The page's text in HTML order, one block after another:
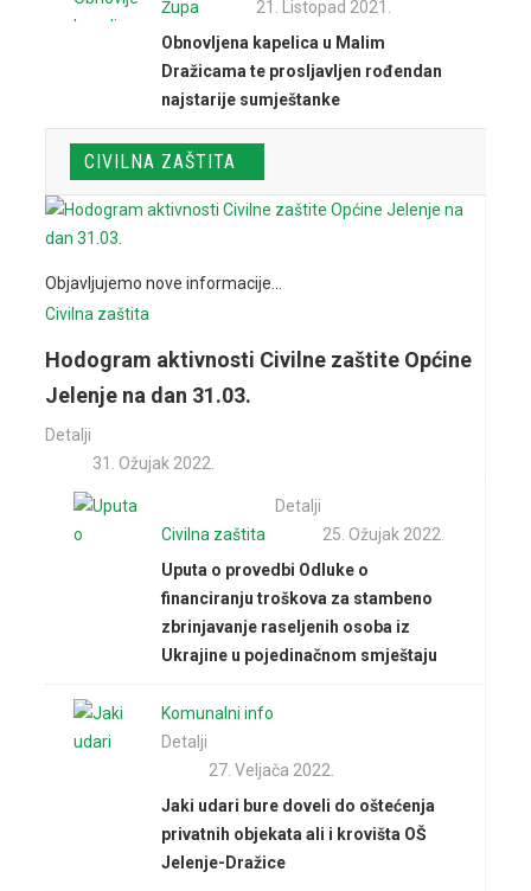
Župa
21. Listopad 2021.
Obnovljena kapelica u Malim
Dražicama te prosljavljen rođendan
najstarije sumještanke
CIVILNA ZAŠTITA
Objavljujemo nove informacije...
Civilna zaštita
Hodogram aktivnosti Civilne zaštite Općine
Jelenje na dan 31.03.
Detalji
31. Ožujak 2022.
Civilna zaštita
Detalji
25. Ožujak 2022.
Uputa o provedbi Odluke o
financiranju troškova za stambeno
zbrinjavanje raseljenih osoba iz
Ukrajine u pojedinačnom smještaju
Komunalni info
Detalji
27. Veljača 2022.
Jaki udari bure doveli do oštećenja
privatnih objekata ali i krovišta OŠ
Jelenje-Dražice